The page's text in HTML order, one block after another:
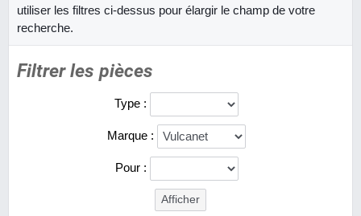
utiliser les filtres ci-dessus pour élargir le champ de votre
recherche.
Filtrer les pièces
Type :
Marque :
Pour :